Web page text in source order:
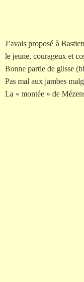
J’avais proposé à
le jeune, courageux et
Bonne partie de glisse
Pas mal aux jambes
La « montée » de